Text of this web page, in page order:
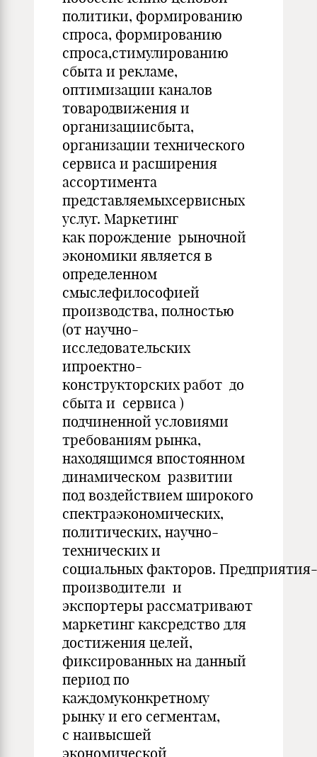
политики, формированию
спроса, формированию
спроса,стимулированию
сбыта и рекламе,
оптимизации каналов
товародвижения и
организациисбыта,
организации технического
сервиса и расширения
ассортимента
представляемыхсервисных
услуг. Маркетинг
как порождение рыночной
экономики является в
определенном
смыслефилософией
производства, полностью
(от научно-
исследовательских
ипроектно-
конструкторских работ до
сбыта и сервиса )
подчиненной условиями
требованиям рынка,
находящимся впостоянном
динамическом развитии
под воздействием широкого
спектраэкономических,
политических, научно-
технических и
социальных факторов. Предприятия-
производители и
экспортеры рассматривают
маркетинг каксредство для
достижения целей,
фиксированных на данный
период по
каждомуконкретному
рынку и его сегментам,
с наивысшей
экономической